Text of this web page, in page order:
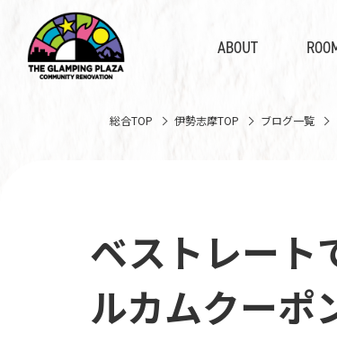
ABOUT
総合TOP 伊勢志摩TOP ブログ一覧
ベストレート
ルカムクーポ